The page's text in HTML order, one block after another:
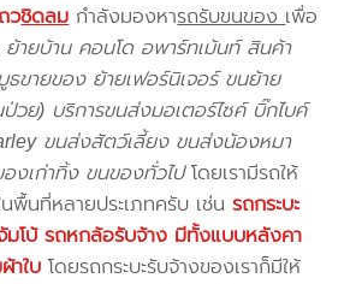
วชิดลมกำลังมองหารถรับขนของเพื่อ
ายบ้าน คอนโด อพาร์ทเม้นท์ สินค้า
ขายของ ย้ายเฟอร์นิเจอร์ ขนย้าย
วย) บริการขนส่งมอเตอร์ไซค์ บิ๊กไบค์
ขนส่งสัตว์เลี้ยง ขนส่งน้องหมา
งเก่าทิ้ง ขนของทั่วไปโดยเรามีรถให้
นพื้นที่หลายประเภทครับ เช่นรถกระบะ
โบ้ รถหกล้อรับจ้าง มีทั้งแบบหลังคา
าใบ โดยรถกระบะรับจ้างของเราก็มีให้